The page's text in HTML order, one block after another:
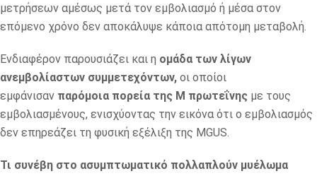
μετρήσεων αμέσως μετά τον εμβολιασμό ή μέσα στον
επόμενο χρόνο δεν αποκάλυψε κάποια απότομη μεταβολή.
Ενδιαφέρον παρουσιάζει και η ομάδα των λίγων
ανεμβολίαστων συμμετεχόντων, οι οποίοι
εμφάνισαν παρόμοια πορεία της M πρωτεΐνης με τους
εμβολιασμένους, ενισχύοντας την εικόνα ότι ο εμβολιασμός
δεν επηρεάζει τη φυσική εξέλιξη της MGUS.
Τι συνέβη στο ασυμπτωματικό πολλαπλούν μυέλωμα